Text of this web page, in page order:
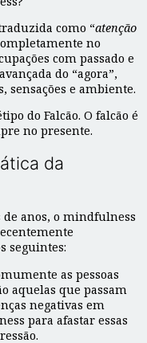
como “atenção
no
com passado e
do “agora”,
sensações e ambiente.
do Falcão. O falcão é
no presente.
da
anos, o mindfulness
seguintes:
as pessoas
aquelas que passam
negativas em
para afastar essas